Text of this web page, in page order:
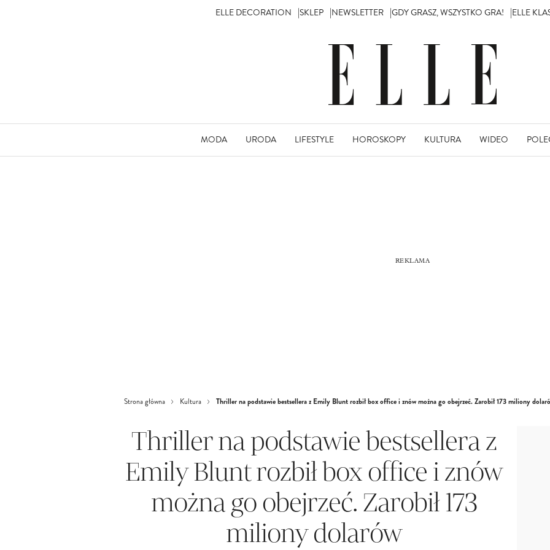
ELLE DECORATION SKLEP NEWSLETTER GDY GRASZ, WSZYSTKO GRA! ELLE
MODA URODA LIFESTYLE HOROSKOPY KULTURA WIDEO
Strona główna Kultura Thriller na podstawie bestsellera z Emily Blunt rozbił box office i znów można go obejrzeć. Zarobił 173 miliony
Thriller na podstawie bestsellera z
Emily Blunt rozbił box office i znów
można go obejrzeć. Zarobił 173
miliony dolarów